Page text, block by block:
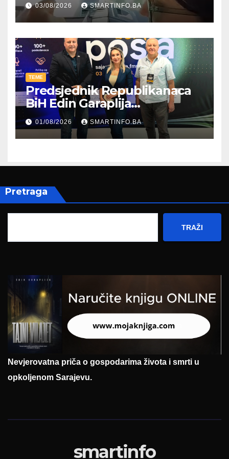
03/08/2026 SMARTINFO.BA
TEME
Predsjednik Republikanaca
BiH Edin Garaplija
prisustvovao prezentaciji
Federalnog sajma
zapošljavanja
01/08/2026 SMARTINFO.BA
Pretraga
TRAŽI
Nevjerovatna priča o gospodarima života i smrti u
opkoljenom Sarajevu.
smartinfo